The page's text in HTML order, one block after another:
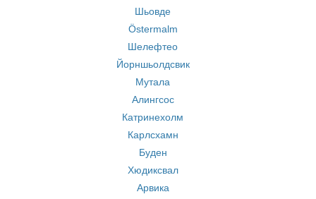
Шьовде
Östermalm
Шелефтео
Йорншьолдсвик
Мутала
Алингсос
Катринехолм
Карлсхамн
Буден
Хюдиксвал
Арвика